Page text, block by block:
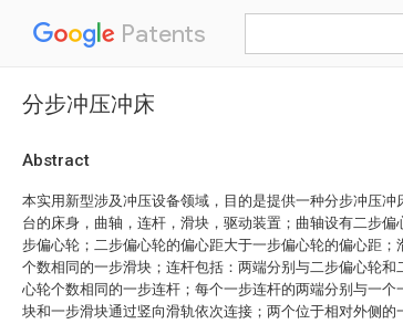
Patents
分步冲压冲床
Abstract
本实用新型涉及冲压设备领域，目的是提供一种分步冲压
台的床身，曲轴，连杆，滑块，驱动装置；曲轴设有二步
步偏心轮；二步偏心轮的偏心距大于一步偏心轮的偏心距
个数相同的一步滑块；连杆包括：两端分别与二步偏心轮
心轮个数相同的一步连杆；每个一步连杆的两端分别与一
块和一步滑块通过竖向滑轨依次连接；两个位于相对外侧